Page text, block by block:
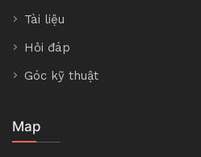
Tài liệu
Hỏi đáp
Góc kỹ thuật
Map